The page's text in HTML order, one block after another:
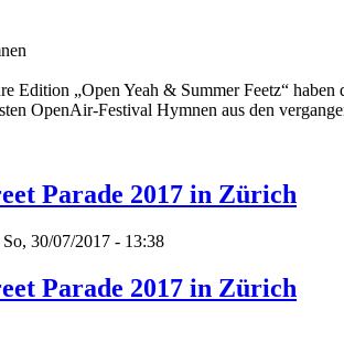
Edition „Open Yeah & Summer Feetz“ haben
OpenAir-Festival Hymnen aus den
Parade 2017 in Zürich
So, 30/07/2017 - 13:38
Parade 2017 in Zürich